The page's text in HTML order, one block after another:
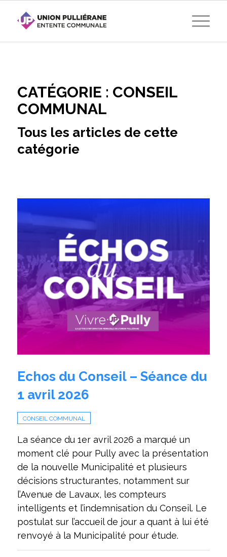
CATÉGORIE : CONSEIL
COMMUNAL
Tous les articles de cette
catégorie
Echos du Conseil – Séance du
1 avril 2026
CONSEIL COMMUNAL
La séance du 1er avril 2026 a marqué un
moment clé pour Pully avec la présentation
de la nouvelle Municipalité et plusieurs
décisions structurantes, notamment sur
l’Avenue de Lavaux, les compteurs
intelligents et l’indemnisation du Conseil. Le
postulat sur l’accueil de jour a quant à lui été
renvoyé à la Municipalité pour étude.